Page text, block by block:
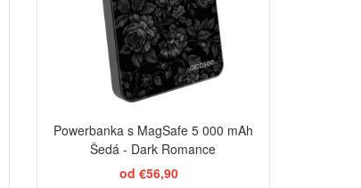
Powerbanka s MagSafe 5 000 mAh
Šedá - Dark Romance
od €56,90